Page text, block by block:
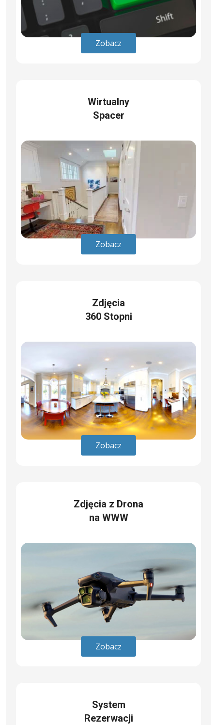
Zobacz
Wirtualny
Spacer
Zobacz
Zdjęcia
360 Stopni
Zobacz
Zdjęcia z Drona
na WWW
Zobacz
System
Rezerwacji